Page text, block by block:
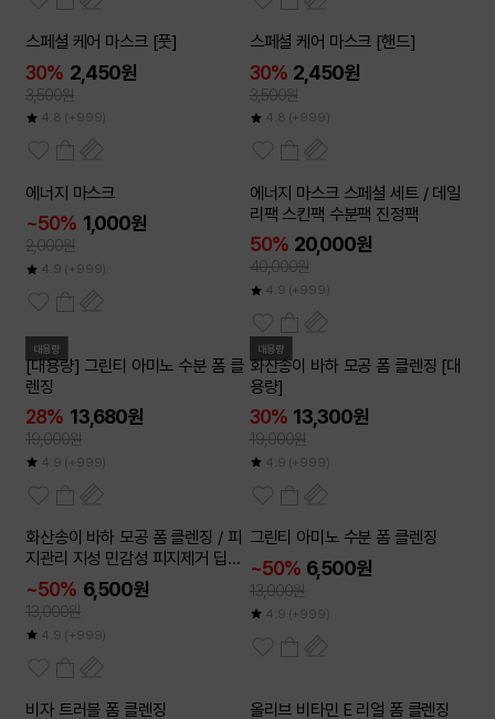
스페셜 케어 마스크 [풋]
30% 2,450원
3,500원
4.8 (+999)
스페셜 케어 마스크 [핸드]
30% 2,450원
3,500원
4.8 (+999)
에너지 마스크
~50% 1,000원
2,000원
4.9 (+999)
에너지 마스크 스페셜 세트 / 데일
리팩 스킨팩 수분팩 진정팩
50% 20,000원
40,000원
4.9 (+999)
대용량
[대용량] 그린티 아미노 수분 폼 클
렌징
28% 13,680원
19,000원
4.9 (+999)
대용량
화산송이 바하 모공 폼 클렌징 [대
용량]
30% 13,300원
19,000원
4.9 (+999)
~50 %
화산송이 바하 모공 폼 클렌징 / 피
지관리 지성 민감성 피지제거 딥클
렌징
~50% 6,500원
13,000원
4.9 (+999)
~50
그린티 아미노 수분 폼 클렌징
~50% 6,500원
13,000원
4.9 (+999)
비자 트러블 폼 클렌징 ~50
올리브 비타민 E 리얼 폼 클렌징